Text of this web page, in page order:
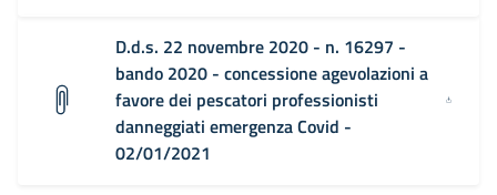
D.d.s. 22 novembre 2020 - n. 16297 -
bando 2020 - concessione agevolazioni a
favore dei pescatori professionisti
danneggiati emergenza Covid -
02/01/2021